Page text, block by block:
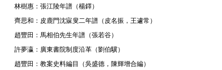
林樹惠：張江陵年譜（楊鐸）
齊思和：皮鹿門沈寐叟二年譜（皮名振，王遽常）
趙豐田：馬相伯先生年譜（張若谷）
許夢瀛：廣東書院制度沿革（劉伯驥）
趙豐田：教案史料編目（吳盛德，陳輝增合編）